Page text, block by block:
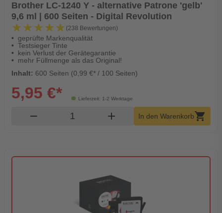
Brother LC-1240 Y - alternative Patrone 'gelb'
9,6 ml | 600 Seiten - Digital Revolution
★★★★★
★★★★★ (238 Bewertungen)
geprüfte Markenqualität
Testsieger Tinte
kein Verlust der Gerätegarantie
mehr Füllmenge als das Original!
Inhalt: 600 Seiten (0,99 €* / 100 Seiten)
Lieferzeit: 1-2 Werktage
5,95 €*
remove Produkt Warenkorb Menge
add In den Warenkorbshopping_cart